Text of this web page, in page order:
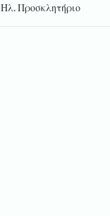
Ηλ. Προσκλητήριο